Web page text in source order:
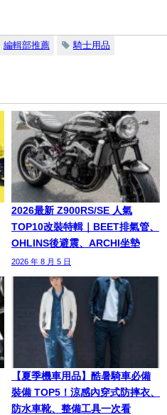
編輯部推薦 騎士用品
2026最新 Z900RS/SE 人氣
TOP10改裝特輯｜BEET排氣管、
OHLINS後避震、ARCHI坐墊
2026 年 8 月 5 日
【夏季機車用品】酷暑騎車必備
裝備 TOP5！涼感內穿式防摔衣、
防水車靴、整備工具一次看